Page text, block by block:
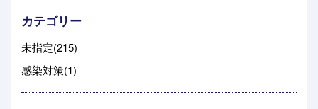
カテゴリー
未指定(215)
感染対策(1)